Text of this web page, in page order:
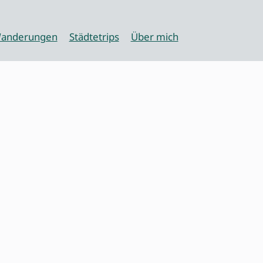
Städtetrips Über mich